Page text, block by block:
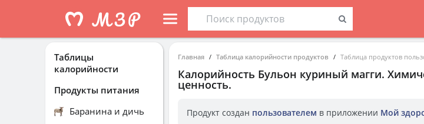
Главная Таблица калорийности продуктов Таблица продуктов
Калорийность Бульон куриный магги.
ценность.
Продукт создан пользователем в приложении Мой
Таблицы
калорийности
Продукты питания
Баранина и дичь